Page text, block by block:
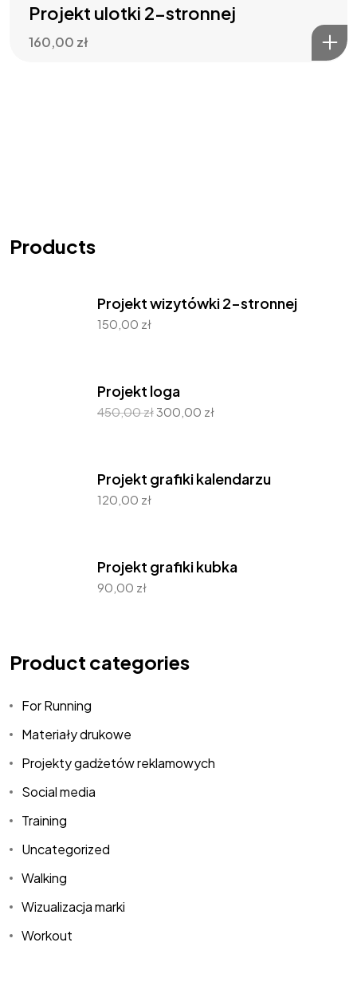
Projekt ulotki 2-stronnej
160,00 zł
Products
Projekt wizytówki 2-stronnej
150,00 zł
Projekt loga
450,00zł300,00 zł
Projekt grafiki kalendarzu
120,00 zł
Projekt grafiki kubka
90,00 zł
Product categories
For Running
Materiały drukowe
Projekty gadżetów reklamowych
Social media
Training
Uncategorized
Walking
Wizualizacja marki
Workout